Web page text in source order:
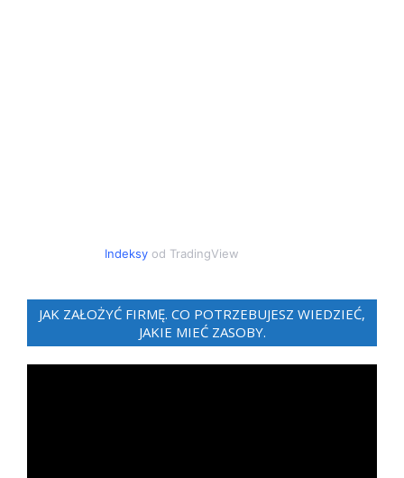
Indeksyod TradingView
JAK ZAŁOŻYĆ FIRMĘ. CO POTRZEBUJESZ WIEDZIEĆ,
JAKIE MIEĆ ZASOBY.